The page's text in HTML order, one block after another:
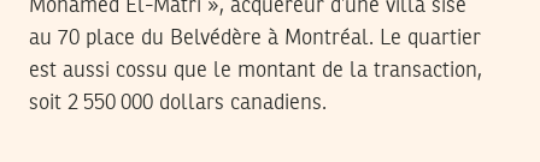
Mohamed El-Matri », acquéreur d’une villa sise
au 70 place du Belvédère à Montréal. Le quartier
est aussi cossu que le montant de la transaction,
soit 2 550 000 dollars canadiens.